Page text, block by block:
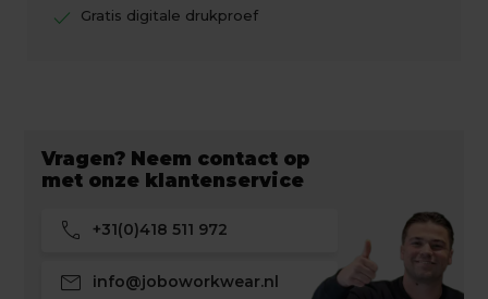
check Gratis digitale drukproef
Vragen? Neem contact op
met onze klantenservice
call +31(0)418 511 972
mail info@joboworkwear.nl